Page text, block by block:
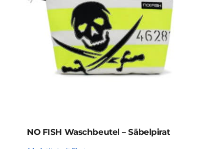
NO FISH Waschbeutel – Säbelpirat